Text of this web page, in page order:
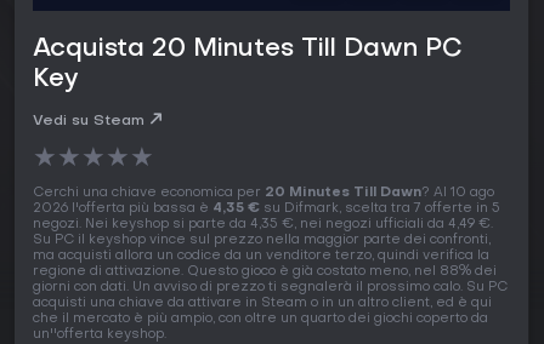
Acquista 20 Minutes Till Dawn PC
Key
Vedi su Steam
★★★★★
Cerchi una chiave economica per 20 Minutes Till Dawn? Al 10 ago
2026 l'offerta più bassa è 4,35 € su Difmark, scelta tra 7 offerte in 5
negozi. Nei keyshop si parte da 4,35 €, nei negozi ufficiali da 4,49 €.
Su PC il keyshop vince sul prezzo nella maggior parte dei confronti,
ma acquisti allora un codice da un venditore terzo, quindi verifica la
regione di attivazione. Questo gioco è già costato meno, nel 88% dei
giorni con dati. Un avviso di prezzo ti segnalerà il prossimo calo. Su PC
acquisti una chiave da attivare in Steam o in un altro client, ed è qui
che il mercato è più ampio, con oltre un quarto dei giochi coperto da
un''offerta keyshop.